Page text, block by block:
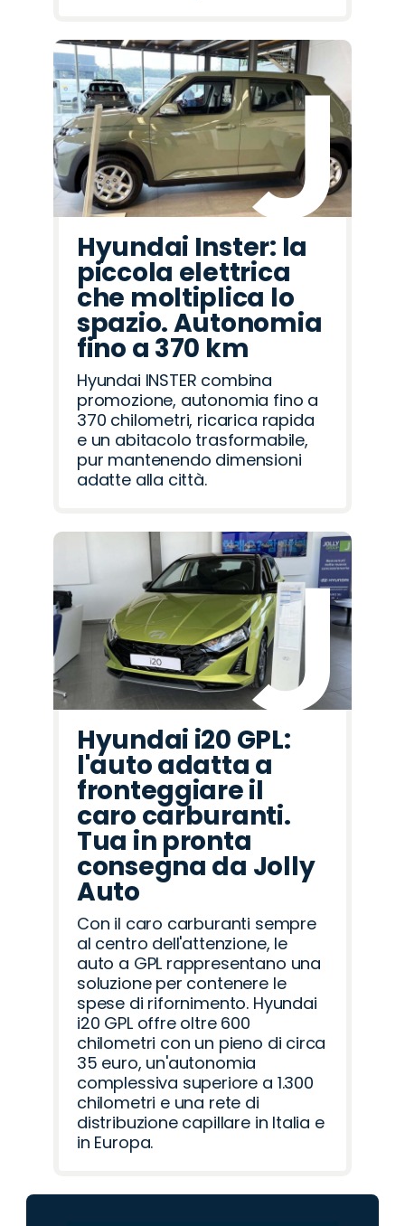
Hyundai Inster: la
piccola elettrica
che moltiplica lo
spazio. Autonomia
fino a 370 km
Hyundai INSTER combina
promozione, autonomia fino a
370 chilometri, ricarica rapida
e un abitacolo trasformabile,
pur mantenendo dimensioni
adatte alla città.
Hyundai i20 GPL:
l'auto adatta a
fronteggiare il
caro carburanti.
Tua in pronta
consegna da Jolly
Auto
Con il caro carburanti sempre
al centro dell'attenzione, le
auto a GPL rappresentano una
soluzione per contenere le
spese di rifornimento. Hyundai
i20 GPL offre oltre 600
chilometri con un pieno di circa
35 euro, un'autonomia
complessiva superiore a 1.300
chilometri e una rete di
distribuzione capillare in Italia e
in Europa.